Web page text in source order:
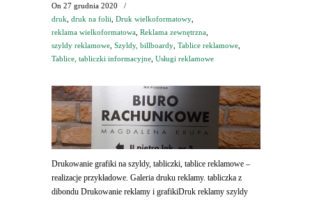
On 27 grudnia 2020
/
druk druk na folii Druk wielkoformatowy
reklama wielkoformatowa Reklama zewnętrzna
szyldy reklamowe Szyldy, billboardy Tablice reklamowe
Tablice, tabliczki informacyjne Usługi reklamowe
Drukowanie grafiki na szyldy, tabliczki, tablice reklamowe –
realizacje przykładowe. Galeria druku reklamy. tabliczka z
dibondu Drukowanie reklamy i grafikiDruk reklamy szyldy